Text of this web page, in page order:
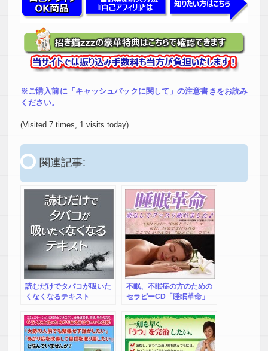
※ご購入前に「キャッシュバックに関して」の注意書きをお読み
ください。
(Visited 7 times, 1 visits today)
関連記事:
読むだけでタバコが吸いた
くなくなるテキスト
不眠、不眠症の方のための
セラピーCD「睡眠革命」